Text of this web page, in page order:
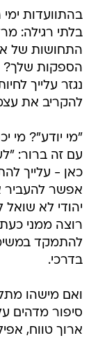
בהתוועדות
בלתי רגילה:
התחושות של
הספקות
נגזר עלייך
להקריב את
"מי יודע"? מי
עם זה ברור:
כאן - עלייך
אפשר להעביר
יהודי לא
רוצה ממני
להתמקד
בדרכי.
ואם מישהו
סיפור מדהים
ארוך טווח,